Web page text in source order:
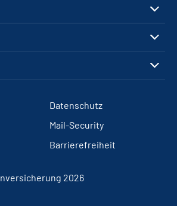
Datenschutz
Mail-Security
Barrierefreiheit
2026